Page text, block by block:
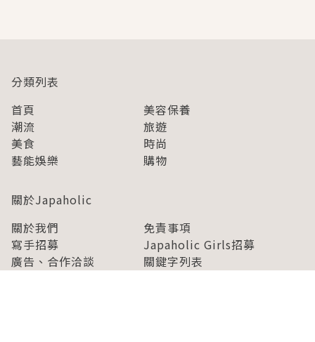
分類列表
首頁
美容保養
潮流
旅遊
美食
時尚
藝能娛樂
購物
關於Japaholic
關於我們
免責事項
寫手招募
Japaholic Girls招募
廣告、合作洽談
關鍵字列表